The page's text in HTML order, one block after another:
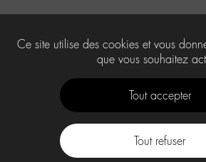
Ce site utilise des cookies et vous
que vous souhaitez
Tout accepter
Tout refuser